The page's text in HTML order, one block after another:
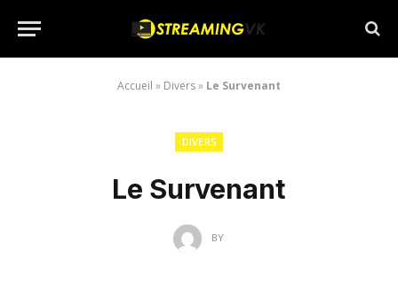
Accueil » Divers» Le Survenant
DIVERS
Le Survenant
BY